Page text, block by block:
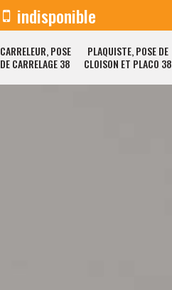
indisponible
CARRELEUR, POSE
DE CARRELAGE 38
PLAQUISTE, POSE DE
CLOISON ET PLACO 38